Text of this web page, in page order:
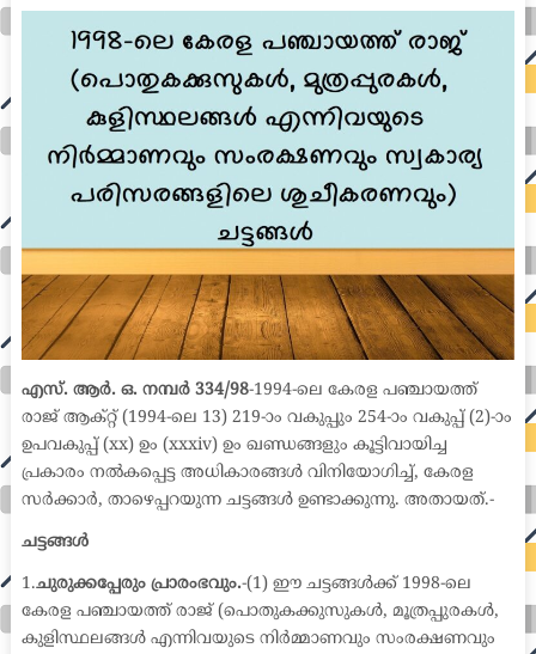
എസ്. ആർ. ഒ. നമ്പർ 334/98-1994-ലെ കേരള പഞ്ചായത്ത്
രാജ് ആക്റ്റ് (1994-ലെ 13) 219-ാം വകുപ്പും 254-ാം വകുപ്പ് (2)-ാം
ഉപവകുപ്പ് (xx) ഉം (xxxiv) ഉം ഖണ്ഡങ്ങളും കൂട്ടിവായിച്ച
പ്രകാരം നൽകപ്പെട്ട അധികാരങ്ങൾ വിനിയോഗിച്ച്, കേരള
സർക്കാർ, താഴെപ്പറയുന്ന ചട്ടങ്ങൾ ഉണ്ടാക്കുന്നു. അതായത്.-
ചട്ടങ്ങൾ
1.ചുരുക്കപ്പേരും പ്രാരംഭവും.-(1) ഈ ചട്ടങ്ങൾക്ക് 1998-ലെ
കേരള പഞ്ചായത്ത് രാജ് (പൊതുകക്കുസുകൾ, മൂത്രപ്പുരകൾ,
കുളിസ്ഥലങ്ങൾ എന്നിവയുടെ നിർമ്മാണവും സംരക്ഷണവും